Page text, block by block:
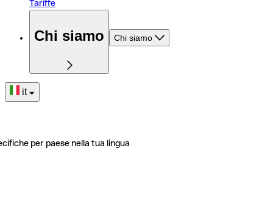
Tariffe
Chi siamo Chi siamo
it
per paese nella tua lingua